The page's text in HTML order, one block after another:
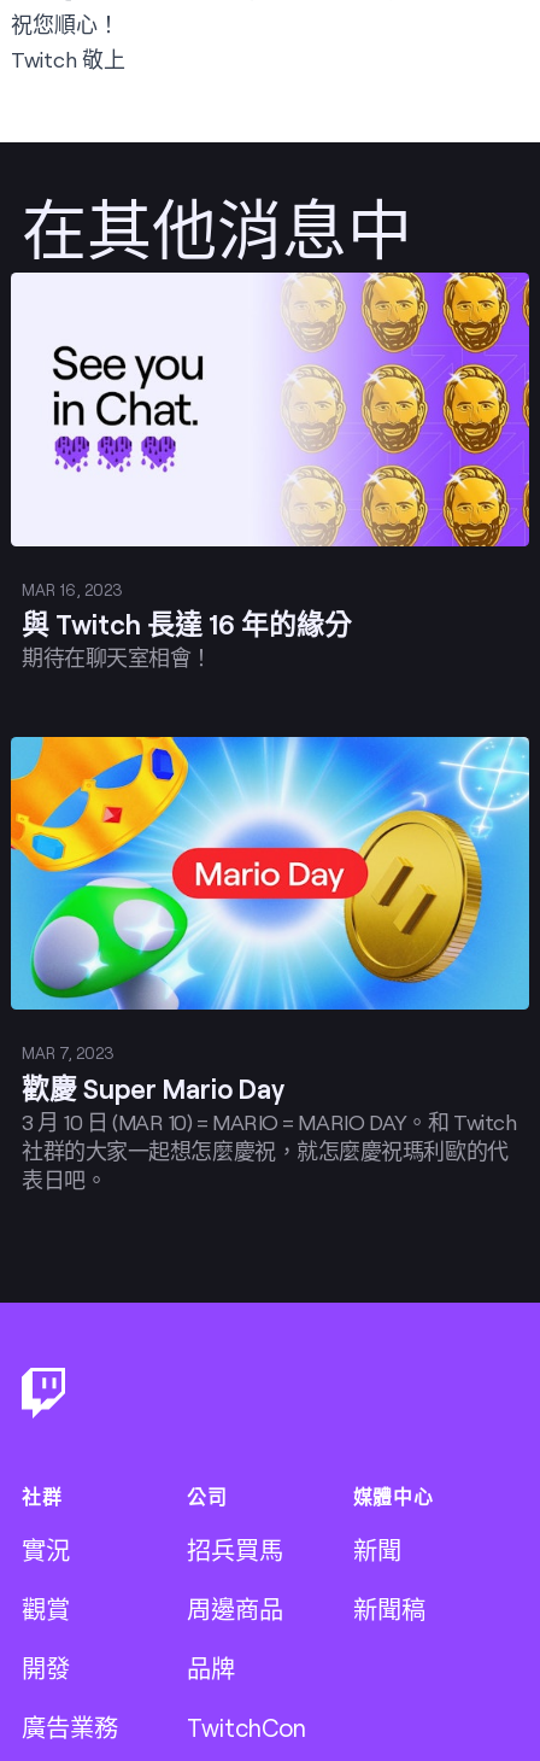
祝您順心！
Twitch 敬上
在其他消息中
MAR 16, 2023
與 Twitch 長達 16 年的緣分
期待在聊天室相會！
MAR 7, 2023
歡慶 Super Mario Day
3 月 10 日 (MAR 10) = MARIO = MARIO DAY。和 Twitch
社群的大家一起想怎麼慶祝，就怎麼慶祝瑪利歐的代
表日吧。
發佈
社群
實況
觀賞
開發
廣告業務
公司
招兵買馬
周邊商品
品牌
TwitchCon
媒體中心
新聞
新聞稿